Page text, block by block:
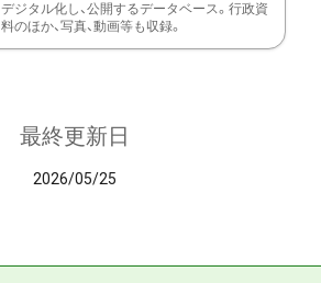
デジタル化し、公開するデータベース。行政資
料のほか、写真、動画等も収録。
最終更新日
2026/05/25